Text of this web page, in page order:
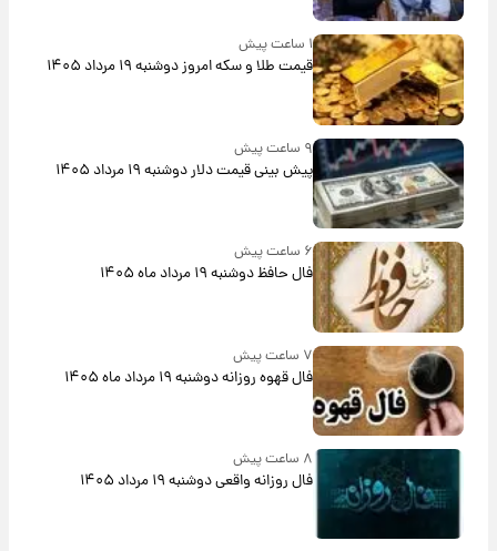
۱ ساعت پیش
قیمت طلا و سکه امروز دوشنبه ۱۹ مرداد ۱۴۰۵
۹ ساعت پیش
پیش‌ بینی قیمت دلار دوشنبه ۱۹ مرداد ۱۴۰۵
۶ ساعت پیش
فال حافظ دوشنبه ۱۹ مرداد ماه ۱۴۰۵
۷ ساعت پیش
فال قهوه روزانه دوشنبه ۱۹ مرداد ماه ۱۴۰۵
فال روزانه واقعی دوشنبه ۱۹ مرداد ۱۴۰۵